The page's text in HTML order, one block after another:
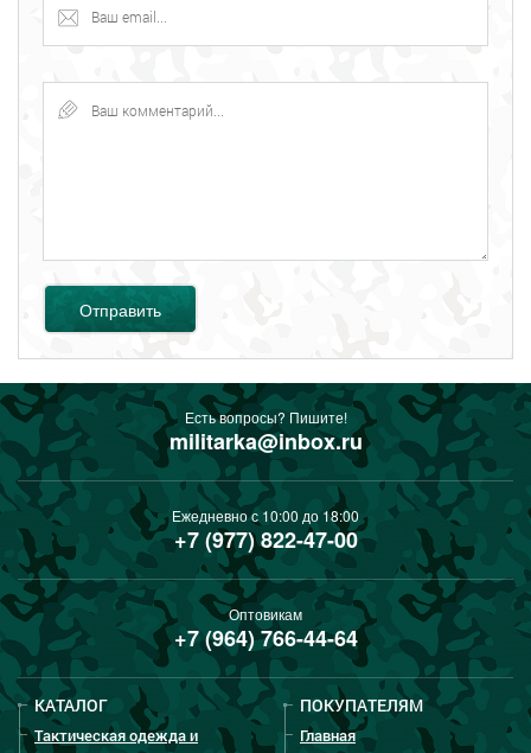
Отправить
Есть вопросы? Пишите!
militarka@inbox.ru
Ежедневно с 10:00 до 18:00
+7 (977) 822-47-00
Оптовикам
+7 (964) 766-44-64
КАТАЛОГ
Тактическая одежда и
ПОКУПАТЕЛЯМ
Главная